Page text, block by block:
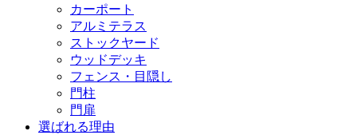
カーポート
アルミテラス
ストックヤード
ウッドデッキ
フェンス・目隠し
門柱
門扉
選ばれる理由